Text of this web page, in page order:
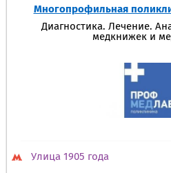
Многопрофильная
Диагностика. Лечение.
медкнижек и
Улица 1905 года